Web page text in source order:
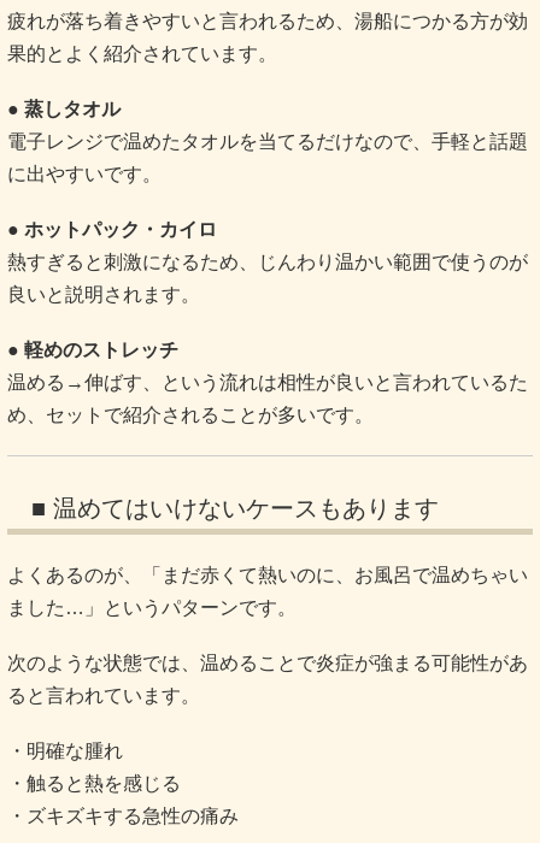
疲れが落ち着きやすいと言われるため、湯船につかる方が効
果的とよく紹介されています。
● 蒸しタオル
電子レンジで温めたタオルを当てるだけなので、手軽と話題
に出やすいです。
● ホットパック・カイロ
熱すぎると刺激になるため、じんわり温かい範囲で使うのが
良いと説明されます。
● 軽めのストレッチ
温める→伸ばす、という流れは相性が良いと言われているた
め、セットで紹介されることが多いです。
■ 温めてはいけないケースもあります
よくあるのが、「まだ赤くて熱いのに、お風呂で温めちゃい
ました…」というパターンです。
次のような状態では、温めることで炎症が強まる可能性があ
ると言われています。
・明確な腫れ
・触ると熱を感じる
・ズキズキする急性の痛み